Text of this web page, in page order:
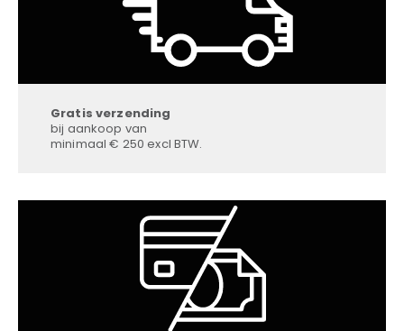
Gratis verzending
bij aankoop van
minimaal € 250 excl BTW.